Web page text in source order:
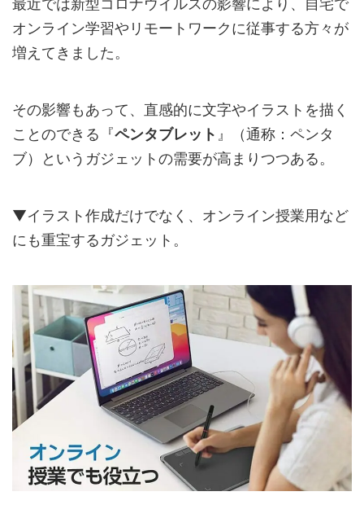
最近では新型コロナウイルスの影響により、自宅で
オンライン学習やリモートワークに従事する方々が
増えてきました。
その影響もあって、直感的に文字やイラストを描く
ことのできる『ペンタブレット 』（通称：ペンタ
ブ）というガジェットの需要が高まりつつある。
▼イラスト作成だけでなく、オンライン授業用など
にも重宝するガジェット。